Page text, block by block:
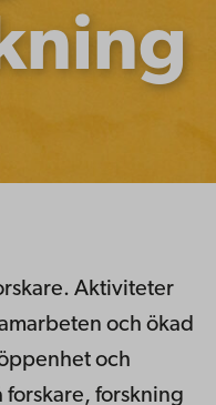
Aktiviteter
och ökad
och
forskare, forskning